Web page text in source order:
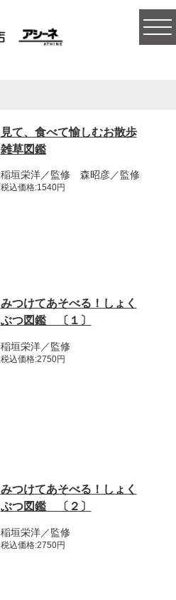
見て、食べて愉しむお散歩
雑草図鑑
稲垣栄洋／監修 森昭彦／監修
税込価格:1540円
みつけてあそべる！しょく
ぶつ図鑑 〔１〕
稲垣栄洋／監修
税込価格:2750円
みつけてあそべる！しょく
ぶつ図鑑 〔２〕
稲垣栄洋／監修
税込価格:2750円